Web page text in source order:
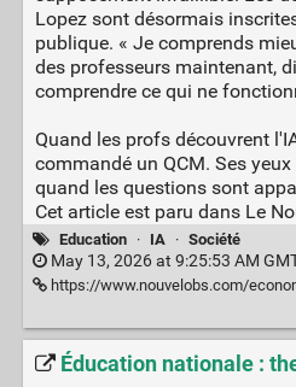
Quand les profs découvrent
commandé un QCM. Ses
quand les questions sont
Cet article est paru dans Le
Education · IA · Société
May 13, 2026 at 9:25:53 AM
https://www.nouvelobs.com/economie/20260508.OBS114765/a-l-alpha-
Éducation nationale :